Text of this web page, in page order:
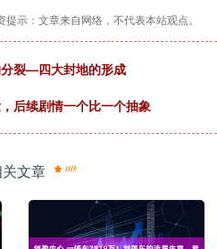
提示：文章来自网络，不代表本站观点。
裂—四大封地的形成
后续剧情一个比一个抽象
文章